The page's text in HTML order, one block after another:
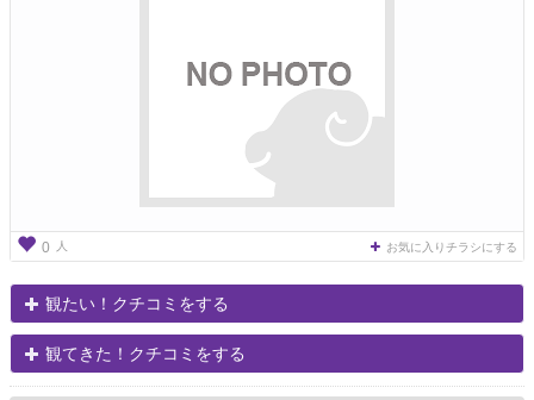
0 人 お気に入りチラシにする
観たい！クチコミをする
観てきた！クチコミをする